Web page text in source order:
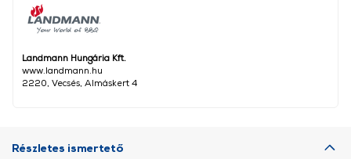
Landmann Hungária Kft.
www.landmann.hu
2220, Vecsés, Almáskert 4
Részletes ismertető